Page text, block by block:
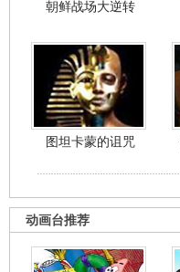
朝鲜战场大逆转
图坦卡蒙的诅咒
动画台推荐